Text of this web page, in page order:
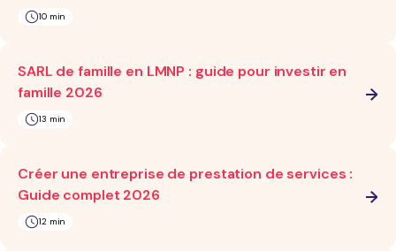
10 min
SARL de famille en LMNP : guide pour investir en
famille 2026
13 min
Créer une entreprise de prestation de services :
Guide complet 2026
12 min